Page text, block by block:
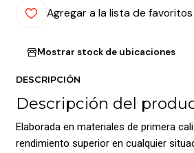
Agregar a la lista de favoritos
Mostrar stock de ubicaciones
DESCRIPCIÓN
Descripción del
Elaborada en materiales de primera
rendimiento superior en cualquier